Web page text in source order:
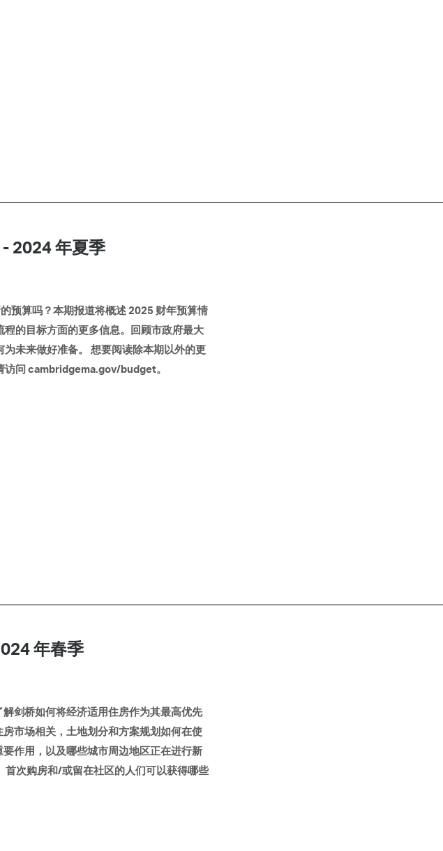
2024 年夏季
预算吗？本期报道将概述 2025 财年预算情
的目标方面的更多信息。回顾市政府最大
未来做好准备。 想要阅读除本期以外的更
访问 cambridgema.gov/budget。
年春季
剑桥如何将经济适用住房作为其最高优先
市场相关，土地划分和方案规划如何在使
作用，以及哪些城市周边地区正在进行新
首次购房和/或留在社区的人们可以获得哪些